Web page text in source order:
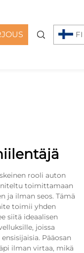
FI
rooli auton
toimittamaan
ja ilman seos. Tämä
toimii yhden
siitä ideaalisen
joissa
Pääosan
ilman virtaa, mikä